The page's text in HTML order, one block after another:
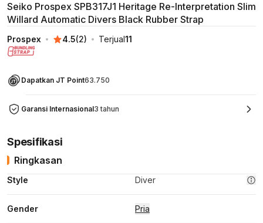
Seiko Prospex SPB317J1 Heritage Re-Interpretation Slim
Willard Automatic Divers Black Rubber Strap
Prospex 4.5(2) Terjual11
Dapatkan JT Point63.750
Garansi Internasional3 tahun
Spesifikasi
Ringkasan
Style Diver
Gender Pria